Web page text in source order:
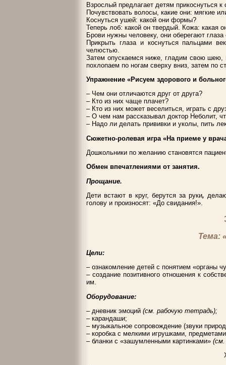
Взрослый предлагает детям прикоснуться
Почувствовать волосы, какие они: мягкие
Коснуться ушей: какой они формы?
Теперь лоб: какой он твердый. Кожа: какая
Брови нужны человеку, они оберегают
Прикрыть глаза и коснуться пальцами
челюстью.
Затем опускаемся ниже, гладим свою шею,
похлопаем по ногам сверху вниз, затем по
Упражнение «Рисуем здорового и
– Чем они отличаются друг от друга?
– Кто из них чаще плачет?
– Кто из них может веселиться, играть с
– О чем нам рассказывал доктор Неболит,
– Надо ли делать прививки и уколы, пить
Сюжетно-ролевая игра «На приеме у
Дошкольники по желанию становятся
Обмен впечатлениями от занятия.
Прощание.
Дети встают в круг, берутся за руки,
голову и произносят: «До свидания!».
Тема:
Цели:
– ознакомление детей с понятием «органы
– создание позитивного отношения к
им.
Оборудование:
– дневник эмоций (см. рабочую тетрадь);
– карандаши;
– музыкальное сопровождение (звуки
– коробка с мелкими игрушками,
– бланки с «зашумленными картинками»